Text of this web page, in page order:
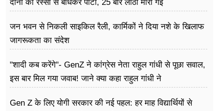
दोनो को रस्सी से बांधकर पीटा, 25 बार लाठी मारी गई
जन भवन से निकली साइकिल रैली, कार्मिकों ने दिया नशे के खिलाफ
जागरूकता का संदेश
"शादी कब करेंगे"- GenZ ने कांग्रेस नेता राहुल गांधी से पूछा सवाल,
इस बार मिल गया जवाब! जाने क्या कहा राहुल गांधी ने
Gen Z के लिए योगी सरकार की नई पहल: हर माह विद्यार्थियों से